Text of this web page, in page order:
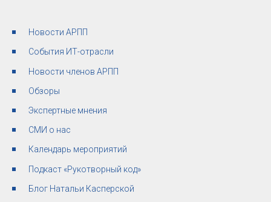
Новости АРПП
События ИТ-отрасли
Новости членов АРПП
Обзоры
Экспертные мнения
СМИ о нас
Календарь мероприятий
Подкаст «Рукотворный код»
Блог Натальи Касперской